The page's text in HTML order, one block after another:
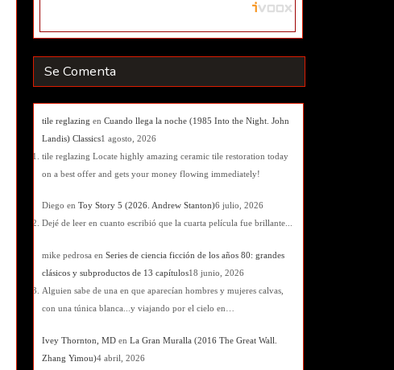
Se Comenta
tile reglazing en Cuando llega la noche (1985 Into the Night. John
Landis) Classics1 agosto, 2026
tile reglazing Locate highly amazing ceramic tile restoration today
on a best offer and gets your money flowing immediately!
Diego en Toy Story 5 (2026. Andrew Stanton)6 julio, 2026
Dejé de leer en cuanto escribió que la cuarta película fue brillante...
mike pedrosa en Series de ciencia ficción de los años 80: grandes
clásicos y subproductos de 13 capítulos18 junio, 2026
Alguien sabe de una en que aparecían hombres y mujeres calvas,
con una túnica blanca...y viajando por el cielo en…
Ivey Thornton, MD en La Gran Muralla (2016 The Great Wall.
Zhang Yimou)4 abril, 2026